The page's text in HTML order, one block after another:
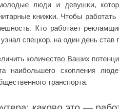
люди и девушки,
книжки. Чтобы
Кто работает
спецкор, на один день став
количество Ваших
наибольшего скопления
транспорта.